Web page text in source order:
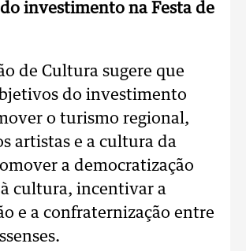
investimento na Festa de
de Cultura sugere que
do investimento
o turismo regional,
artistas e a cultura da
a democratização
à cultura, incentivar a
e a confraternização entre